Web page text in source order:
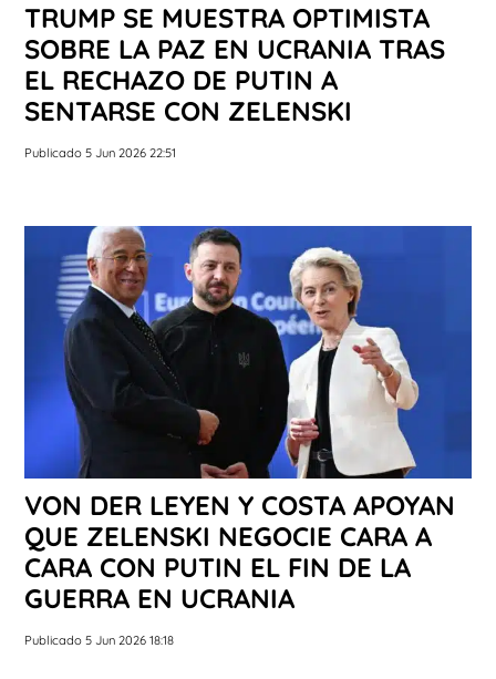
TRUMP SE MUESTRA OPTIMISTA
SOBRE LA PAZ EN UCRANIA TRAS
EL RECHAZO DE PUTIN A
SENTARSE CON ZELENSKI
Publicado 5 Jun 2026 22:51
VON DER LEYEN Y COSTA APOYAN
QUE ZELENSKI NEGOCIE CARA A
CARA CON PUTIN EL FIN DE LA
GUERRA EN UCRANIA
Publicado 5 Jun 2026 18:18